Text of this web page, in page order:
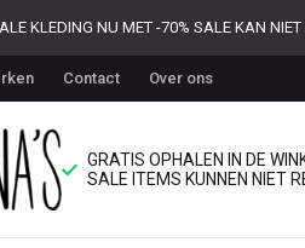
KLEDING NU MET -70% SALE KAN
Contact Over ons
GRATIS OPHALEN IN DE
SALE ITEMS KUNNEN NIET